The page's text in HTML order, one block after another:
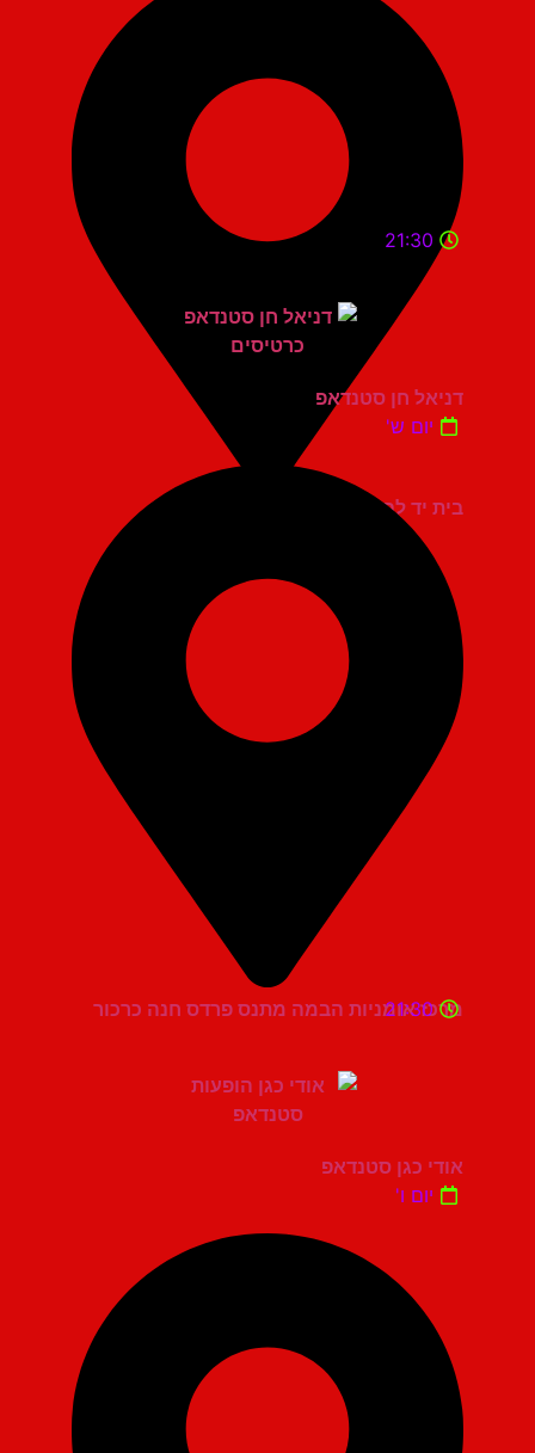
בית יד לבנים אשדוד
21:30
דניאל חן סטנדאפ
יום ש'
מרכז אומניות הבמה מתנס פרדס חנה כרכור
21:30
אודי כגן סטנדאפ
יום ו'